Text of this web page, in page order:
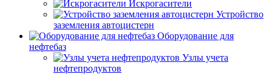
Искрогасители
Устройство
заземления автоцистерн
Оборудование для
нефтебаз
Узлы учета
нефтепродуктов